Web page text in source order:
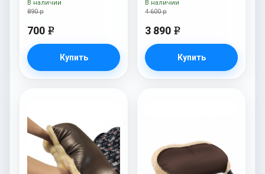
890 р
700 e
Купить
В наличии
4 600 р
3 890 e
Купить
В наличии